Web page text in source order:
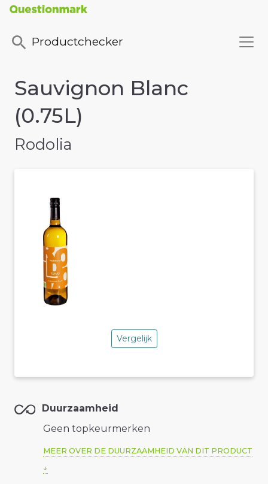
Productchecker
Sauvignon Blanc
(0.75L)
Rodolia
Vergelijk
Duurzaamheid
Geen topkeurmerken
MEER OVER DE DUURZAAMHEID VAN DIT PRODUCT